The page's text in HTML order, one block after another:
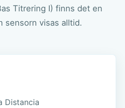
Titrering I) finns det en
sensorn visas alltid.
Distancia